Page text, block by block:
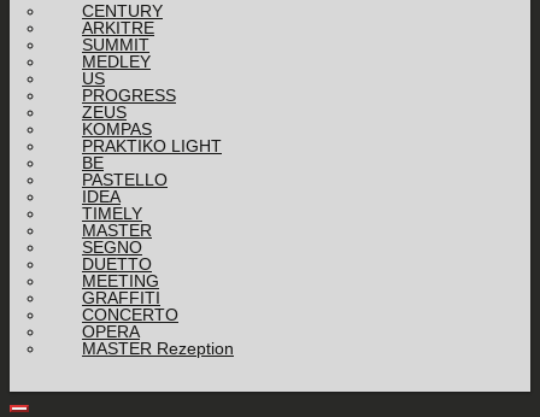
CENTURY
ARKITRE
SUMMIT
MEDLEY
US
PROGRESS
ZEUS
KOMPAS
PRAKTIKO LIGHT
BE
PASTELLO
IDEA
TIMELY
MASTER
SEGNO
DUETTO
MEETING
GRAFFITI
CONCERTO
OPERA
MASTER Rezeption